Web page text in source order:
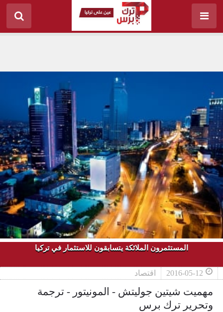
المستثمرون الملائكة يتسابقون للاستثمار في تركيا
2016-05-12 اقتصاد
مهميت شيتين جوليتش - المونيتور - ترجمة
وتحرير ترك برس